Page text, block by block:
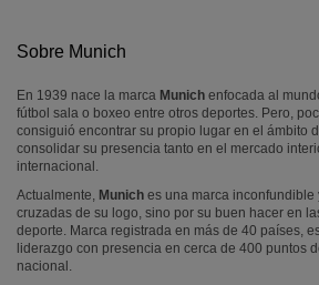
Sobre Munich
En 1939 nace la marca Munich enfocada al
fútbol sala o boxeo entre otros deportes. Pero,
consiguió encontrar su propio lugar en el ámbito
consolidar su presencia tanto en el mercado
internacional.
Actualmente, Munich es una marca
cruzadas de su logo, sino por su buen hacer en
deporte. Marca registrada en más de 40 países,
liderazgo con presencia en cerca de 400 puntos
nacional.